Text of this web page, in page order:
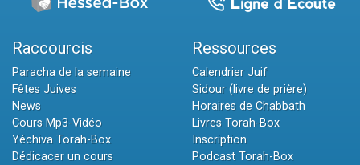
Raccourcis
Paracha de la semaine
Fêtes Juives
News
Cours Mp3-Vidéo
Yéchiva Torah-Box
Dédicacer un cours
Ressources
Calendrier Juif
Sidour (livre de prière)
Horaires de Chabbath
Livres Torah-Box
Inscription
Podcast Torah-Box